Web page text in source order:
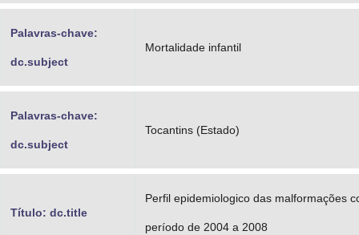
Palavras-chave:
dc.subject
Mortalidade infantil
Palavras-chave:
dc.subject
Tocantins (Estado)
Título: dc.title
Perfil epidemiologico das malformações
período de 2004 a 2008